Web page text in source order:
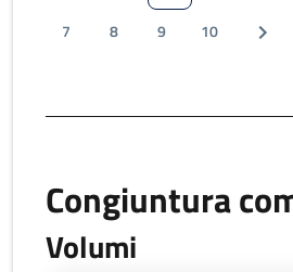
7
8 9 10
Congiuntura
Volumi